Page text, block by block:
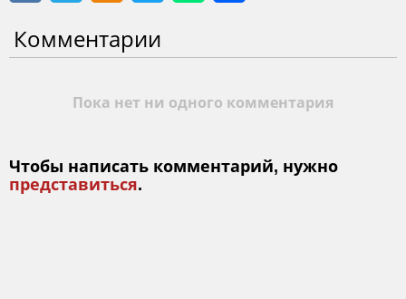
Комментарии
Пока нет ни одного комментария
Чтобы написать комментарий, нужно
представиться.